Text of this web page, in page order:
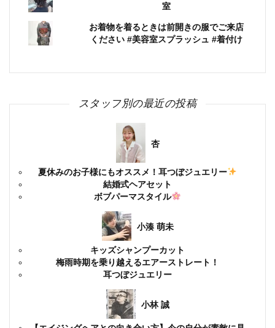
室
お着物を着るときは前開きの服でご来店
ください #美容室スプラッシュ #着付け
スタッフ別の最近の投稿
杏
夏休みのお子様にもオススメ！耳つぼジュエリー
結婚式ヘアセット
ボブパーマスタイル
小湊 萌未
キッズシャンプーカット
梅雨時期を乗り越えるエアーストレート！
耳つぼジュエリー
小林 誠